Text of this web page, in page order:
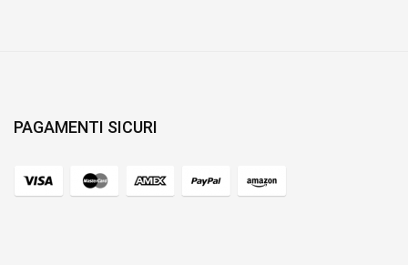
PAGAMENTI SICURI